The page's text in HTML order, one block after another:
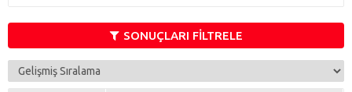
SONUÇLARI FİLTRELE